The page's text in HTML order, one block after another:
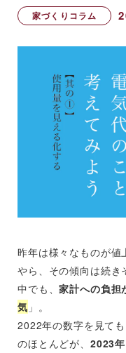
家づくりコラム
昨年は様々なものが値
やら、その傾向は続き
中でも、家計への負担
気 」。
2022年の数字を見て
のほとんどが、 2023